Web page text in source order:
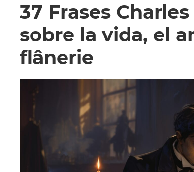
37 Frases
sobre la vida, el
flânerie